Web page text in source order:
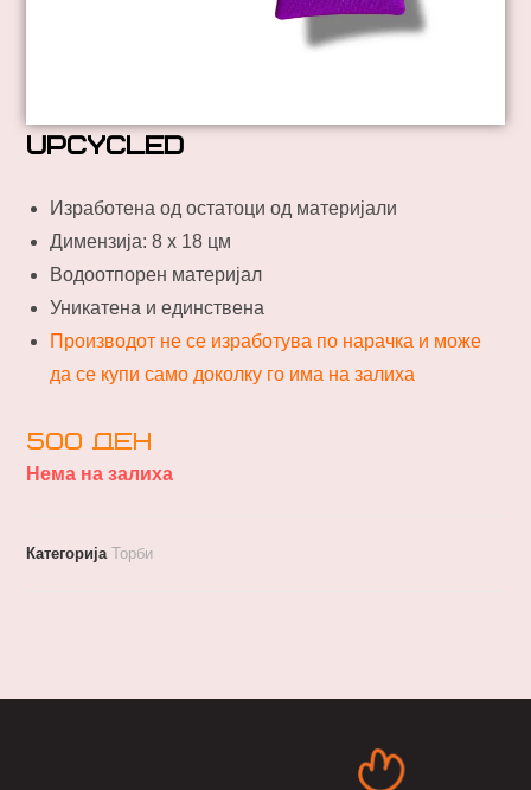
upcycled
Изработенa од остатоци од материјали
Димензија: 8 х 18 цм
Водоотпорен материјал
Уникатена и единствена
Производот не се изработува по нарачка и може
да се купи само доколку го има на залиха
500ден
Нема на залиха
КатегоријаТорби